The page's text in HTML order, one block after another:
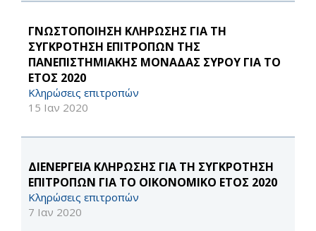
ΓΝΩΣΤΟΠΟΙΗΣΗ ΚΛΗΡΩΣΗΣ ΓΙΑ ΤΗ
ΣΥΓΚΡΟΤΗΣΗ ΕΠΙΤΡΟΠΩΝ ΤΗΣ
ΠΑΝΕΠΙΣΤΗΜΙΑΚΗΣ ΜΟΝΑΔΑΣ ΣΥΡΟΥ ΓΙΑ ΤΟ
ΕΤΟΣ 2020
Κληρώσεις επιτροπών
15 Ιαν 2020
ΔΙΕΝΕΡΓΕΙΑ ΚΛΗΡΩΣΗΣ ΓΙΑ ΤΗ ΣΥΓΚΡΟΤΗΣΗ
ΕΠΙΤΡΟΠΩΝ ΓΙΑ ΤΟ ΟΙΚΟΝΟΜΙΚΟ ΕΤΟΣ 2020
Κληρώσεις επιτροπών
7 Ιαν 2020